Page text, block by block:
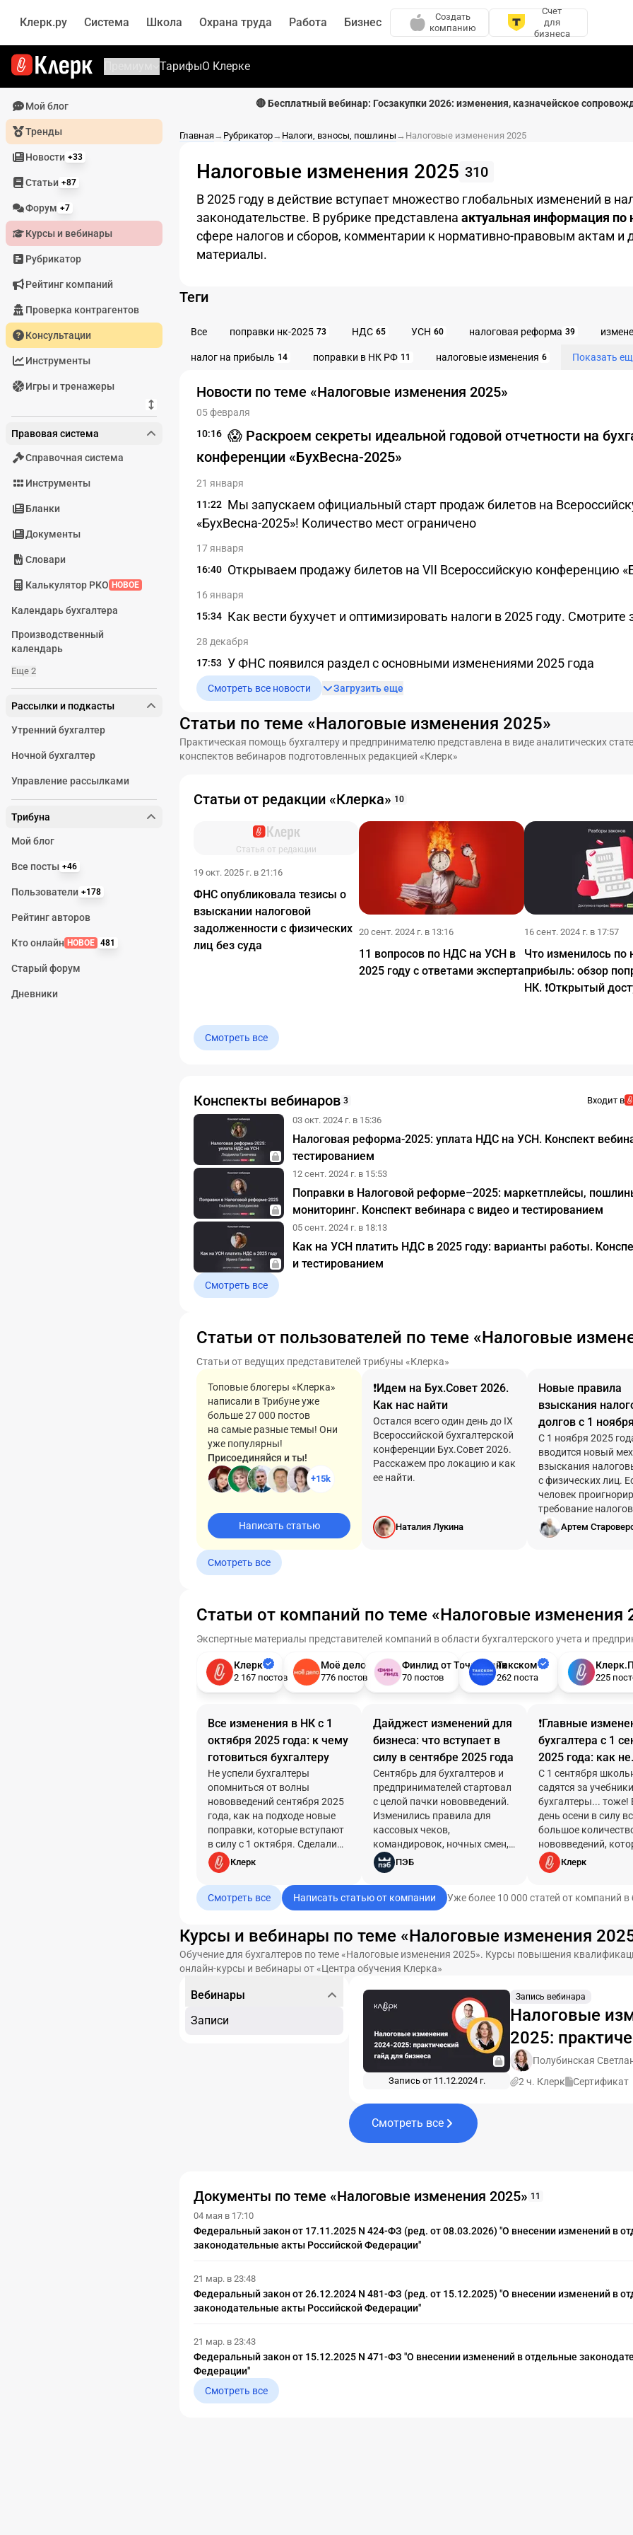
Клерк.ру Система Школа Охрана труда Работа Бизнес
Создать
компанию
Счет
для
бизнеса
ТарифыО Клерке
Мой блог
Тренды
Новости +33
Статьи +87
Форум +7
Курсы и вебинары
Рубрикатор
Рейтинг компаний
Проверка контрагентов
Консультации
Инструменты
Игры и тренажеры
Правовая система
Справочная система
Инструменты
Бланки
Документы
Словари
Калькулятор РКО НОВОЕ
Календарь бухгалтера
Производственный
календарь
Еще 2
Рассылки и подкасты
Утренний бухгалтер
Ночной бухгалтер
Управление рассылками
Трибуна
Мой блог
Все посты +46
Пользователи +178
Рейтинг авторов
Кто онлайн НОВОЕ 481
Старый форум
Дневники
🔴 Бесплатный вебинар: Госзакупки 2026: изменения, казначейское
Главная→ Рубрикатор→ Налоги, взносы, пошлины → Налоговые изменения 2025
Налоговые изменения 2025 310
В 2025 году в действие вступает множество глобальных изменений в
законодательстве. В рубрике представлена актуальная информация по
сфере налогов и сборов, комментарии к нормативно-правовым актам и
материалы.
Теги
Все поправки нк-2025 73 НДС 65 УСН 60 налоговая реформа 39
налог на прибыль 14 поправки в НК РФ 11 налоговые изменения 6 Показать
Новости по теме «Налоговые изменения 2025»
05 февраля
10:16 😱 Раскроем секреты идеальной годовой отчетности на
конференции «БухВесна-2025»
21 января
11:22 Мы запускаем официальный старт продаж билетов на
«БухВесна-2025»! Количество мест ограничено
17 января
16:40 Открываем продажу билетов на VII Всероссийскую конференцию
16 января
15:34 Как вести бухучет и оптимизировать налоги в 2025 году. Смотрите
28 декабря
17:53 У ФНС появился раздел с основными изменениями 2025 года
Смотреть все новости Загрузить еще
Статьи по теме «Налоговые изменения 2025»
Практическая помощь бухгалтеру и предпринимателю представлена в виде аналитических
конспектов вебинаров подготовленных редакцией «Клерк»
Статьи от редакции «Клерка» 10
Статья от редакции
19 окт. 2025 г. в 21:16
ФНС опубликовала тезисы о
взыскании налоговой
задолженности с физических
лиц без суда
20 сент. 2024 г. в 13:16
11 вопросов по НДС на УСН в
2025 году с ответами эксперта
16 сент. 2024 г. в 17:57
Что изменилось по
прибыль: обзор
НК. ❗Открытый
Смотреть все
Конспекты вебинаров 3 Входит в
03 окт. 2024 г. в 15:36
Налоговая реформа-2025: уплата НДС на УСН. Конспект
тестированием
12 сент. 2024 г. в 15:53
Поправки в Налоговой реформе–2025: маркетплейсы,
мониторинг. Конспект вебинара с видео и тестированием
05 сент. 2024 г. в 18:13
Как на УСН платить НДС в 2025 году: варианты работы.
и тестированием
Смотреть все
Статьи от пользователей по теме «Налоговые
Статьи от ведущих представителей трибуны «Клерка»
Топовые блогеры «Клерка»
написали в Трибуне уже
больше 27 000 постов
на самые разные темы! Они
уже популярны!
Присоединяйся и ты!
+15k
Написать статью
❗️Идем на Бух.Совет 2026.
Как нас найти
Остался всего один день до IX
Всероссийской бухгалтерской
конференции Бух.Совет 2026.
Расскажем про локацию и как
ее найти.
Наталия Лукина
Новые правила
взыскания
долгов с 1
изменится и как
свои деньги
С 1 ноября 2025
вводится новый
взыскания
с физических лиц.
человек
требование
оплатил налог
месяцев, ФНС
Артем
Смотреть все
Статьи от компаний по теме «Налоговые изменения
Экспертные материалы представителей компаний в области бухгалтерского учета и
Клерк
2 167 постов
Моё дело
776 постов
Финлид от Точка Банк
70 постов
Такском
262 поста 225
Все изменения в НК с 1
октября 2025 года: к чему
готовиться бухгалтеру
Не успели бухгалтеры
опомниться от волны
нововведений сентября 2025
года, как на подходе новые
поправки, которые вступают
в силу с 1 октября. Сделали
подборку самых важных
изменений, чтобы вы были в
курсе и успели подготовиться.
Клерк
Дайджест изменений для
бизнеса: что вступает в
силу в сентябре 2025 года
Сентябрь для бухгалтеров и
предпринимателей стартовал
с целой пачки нововведений.
Изменились правила для
кассовых чеков,
командировок, ночных смен,
расчета среднего заработка и
даже особые условия для
подростков на каникулах.
Разбираем ключевые
они означают для бизнеса.
ПЭБ
❗️Главные
бухгалтера с 1
2025 года: как не
нарваться на
первый же день
С 1 сентября
садятся за
бухгалтеры... тоже!
день осени в силу
большое
нововведений,
затронут расчеты с
сотрудниками,
данными, рекламой,
подготовку
оформления чеков
использования
Клерк
Смотреть все Написать статью от компании Уже более 10 000 статей от компаний в
Курсы и вебинары по теме «Налоговые изменения
Обучение для бухгалтеров по теме «Налоговые изменения 2025». Курсы повышения
онлайн-курсы и вебинары от «Центра обучения Клерка»
Вебинары
Записи
Запись от 11.12.2024 г.
Запись вебинара
Налоговые
2025:
бизнеса
Полубинская
2 ч. Клерк
Сертификат
Смотреть все
Документы по теме «Налоговые изменения 2025» 11
04 мая в 17:10
Федеральный закон от 17.11.2025 N 424-ФЗ (ред. от 08.03.2026) "О внесении изменений в
законодательные акты Российской Федерации"
21 мар. в 23:48
Федеральный закон от 26.12.2024 N 481-ФЗ (ред. от 15.12.2025) "О внесении изменений в
законодательные акты Российской Федерации"
21 мар. в 23:43
Федеральный закон от 15.12.2025 N 471-ФЗ "О внесении изменений в отдельные
Федерации"
Смотреть все